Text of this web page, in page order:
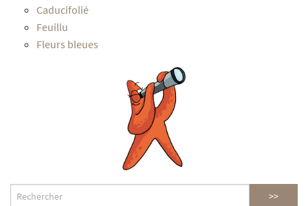
Caducifolié
Feuillu
Fleurs bleues